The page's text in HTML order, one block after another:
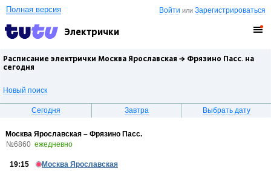
Войти илиЗарегистрироваться
Полная версия
Электрички
Расписание электрички Москва Ярославская → Фрязино Пасс. на
сегодня
Новый поиск
Сегодня Завтра Выбрать дату
Москва Ярославская – Фрязино Пасс.
№6860 ежедневно
19:15
Москва Ярославская